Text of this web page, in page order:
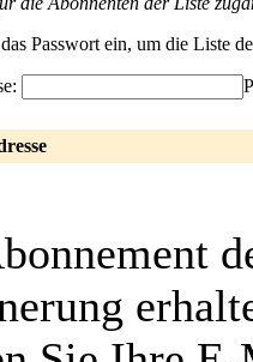
Passwort ein, um die Liste